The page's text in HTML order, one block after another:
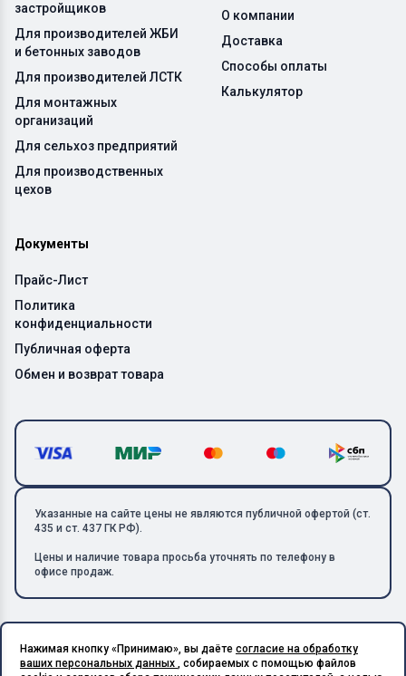
застройщиков
Для производителей ЖБИ
и бетонных заводов
Для производителей ЛСТК
Для монтажных
организаций
Для сельхоз предприятий
Для производственных
цехов
О компании
Доставка
Способы оплаты
Калькулятор
Документы
Прайс-Лист
Политика
конфиденциальности
Публичная оферта
Обмен и возврат товара
Указанные на сайте цены не являются публичной офертой (ст.
435 и ст. 437 ГК РФ).
Цены и наличие товара просьба уточнять по телефону в
офисе продаж.
Copyright © 2026 ООО «Металлолом-1». Все права защищены.
Нажимая кнопку «Принимаю», вы даёте согласие на обработку
ваших персональных данных , собираемых с помощью файлов